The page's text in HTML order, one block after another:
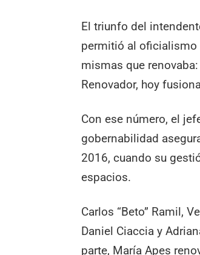
El triunfo del
permitió al oficialismo
mismas que
Renovador, hoy
Con ese número, el
gobernabilidad
2016, cuando su
espacios.
Carlos “Beto” Ramil,
Daniel Ciaccia y
parte, María Apes